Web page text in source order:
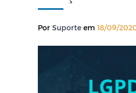
Por Suporte em 18/09/